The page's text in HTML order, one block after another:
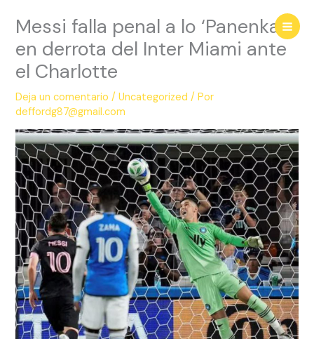
Messi falla penal a lo ‘Panenka’
en derrota del Inter Miami ante
el Charlotte
Deja un comentario /Uncategorized / Por
deffordg87@gmail.com